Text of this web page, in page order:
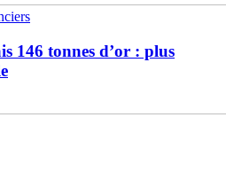
146 tonnes d’or : plus